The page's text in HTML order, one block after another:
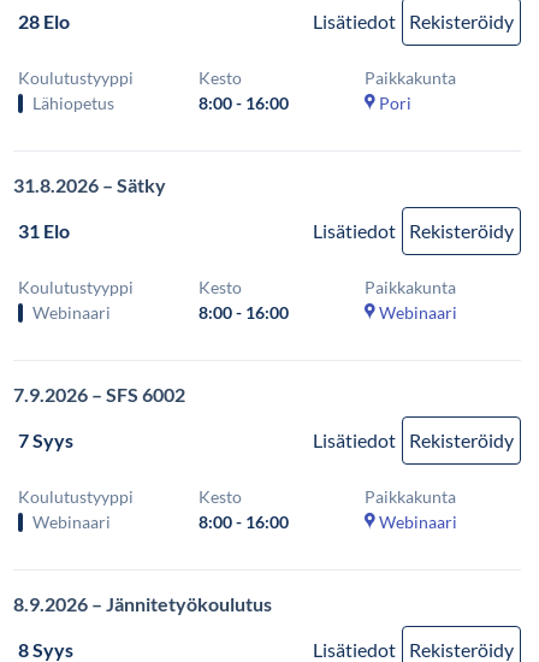
28 Elo
Lisätiedot Rekisteröidy
Koulutustyyppi
Lähiopetus
Kesto
8:00 - 16:00
Paikkakunta
Pori
31.8.2026 – Sätky
31 Elo
Lisätiedot Rekisteröidy
Koulutustyyppi
Webinaari
Kesto
8:00 - 16:00
Paikkakunta
Webinaari
7.9.2026 – SFS 6002
7 Syys
Lisätiedot Rekisteröidy
Koulutustyyppi
Webinaari
Kesto
8:00 - 16:00
Paikkakunta
Webinaari
8.9.2026 – Jännitetyökoulutus
8 Syys
Lisätiedot Rekisteröidy